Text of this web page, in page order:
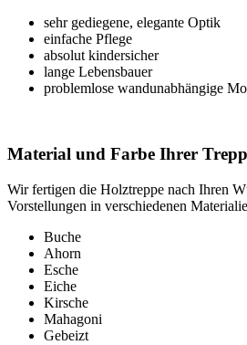
sehr gediegene, elegante Optik
einfache Pflege
absolut kindersicher
lange Lebensbauer
problemlose wandunabhängige
Material und Farbe Ihrer
Wir fertigen die Holztreppe nach Ihren
Vorstellungen in verschiedenen
Buche
Ahorn
Esche
Eiche
Kirsche
Mahagoni
Gebeizt